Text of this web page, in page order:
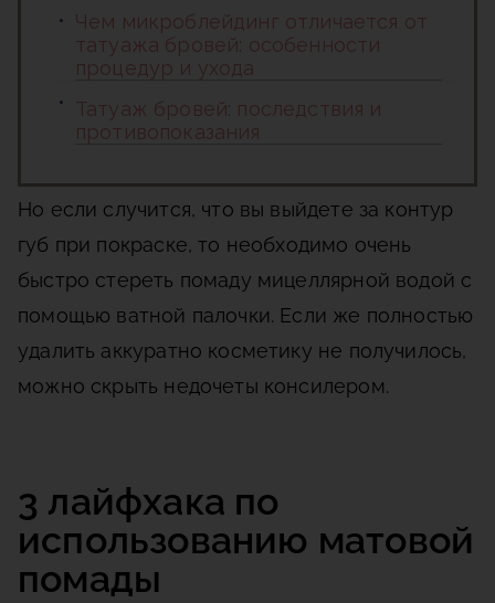
Чем микроблейдинг отличается от
татуажа бровей: особенности
процедур и ухода
Татуаж бровей: последствия и
противопоказания
Но если случится, что вы выйдете за контур
губ при покраске, то необходимо очень
быстро стереть помаду мицеллярной водой с
помощью ватной палочки. Если же полностью
удалить аккуратно косметику не получилось,
можно скрыть недочеты консилером.
3 лайфхака по
использованию матовой
помады